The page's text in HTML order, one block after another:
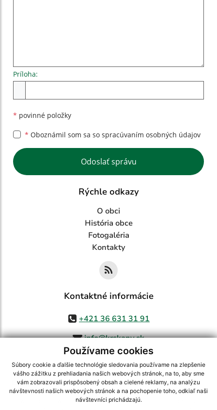
Používame cookies
Súbory cookie a ďalšie technológie sledovania používame na zlepšenie
vášho zážitku z prehliadania našich webových stránok, na to, aby sme
vám zobrazovali prispôsobený obsah a cielené reklamy, na analýzu
návštevnosti našich webových stránok a na pochopenie toho, odkiaľ naši
návštevníci prichádzajú.
Príloha:
* povinné položky
* Oboznámil som sa so spracúvaním osobných údajov
Google reCaptcha Response
Odoslať správu
Rýchle odkazy
O obci
História obce
Fotogaléria
Kontakty
Kontaktné informácie
+421 36 631 31 91
info@krskany.sk
využite možnosť získavania aktuálnych informácií s využitím RSS
CMS systém (redakčný) systém ECHELON 2,Mapa stránok,web portál
webex.digital, s.r.o.,domény,registrácia domény